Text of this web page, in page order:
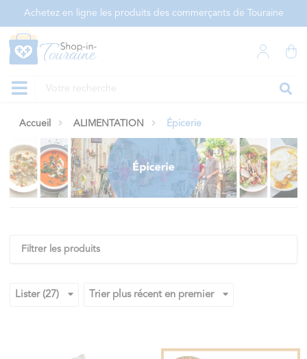
Achetez en ligne les produits des commerçants de Touraine
Accueil ALIMENTATION Épicerie
Filtrer les produits
Lister (27) Trier plus récent en premier
Panneau de gestion des cookies